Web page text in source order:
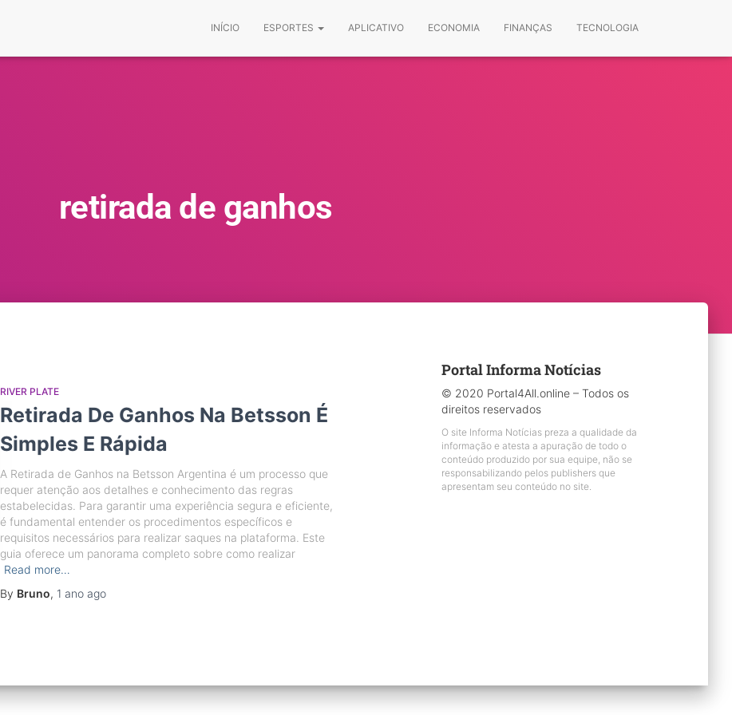
INÍCIO ESPORTES APLICATIVO ECONOMIA FINANÇAS TECNOLOGIA
retirada de ganhos
RIVER PLATE
Retirada De Ganhos Na Betsson É
Simples E Rápida
A Retirada de Ganhos na Betsson Argentina é um processo que
requer atenção aos detalhes e conhecimento das regras
estabelecidas. Para garantir uma experiência segura e eficiente,
é fundamental entender os procedimentos específicos e
requisitos necessários para realizar saques na plataforma. Este
guia oferece um panorama completo sobre como realizar
Read more…
By Bruno, 1 ano ago
Portal Informa Notícias
© 2020 Portal4All.online – Todos os
direitos reservados
O site Informa Notícias preza a qualidade da
informação e atesta a apuração de todo o
conteúdo produzido por sua equipe, não se
responsabilizando pelos publishers que
apresentam seu conteúdo no site.